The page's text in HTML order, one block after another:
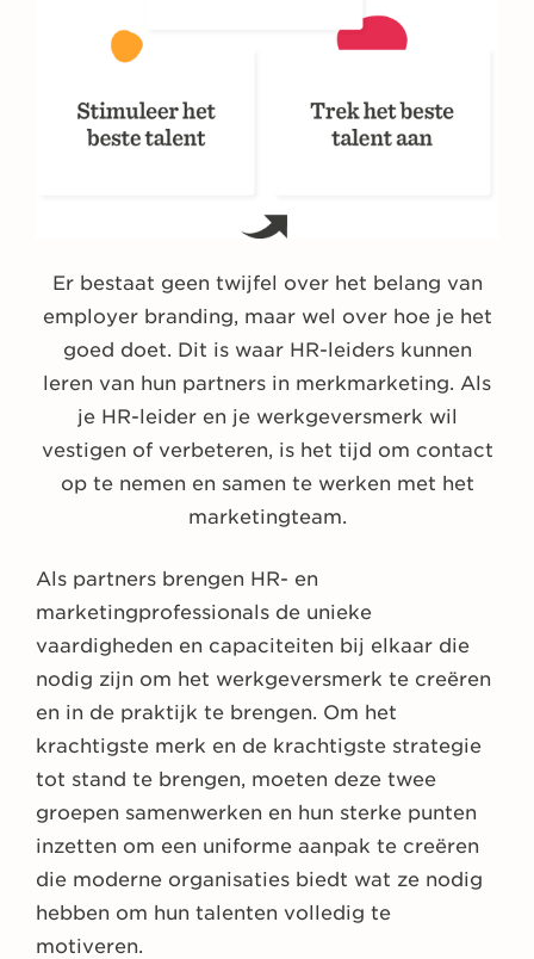
Er bestaat geen twijfel over het belang van
employer branding, maar wel over hoe je het
goed doet. Dit is waar HR-leiders kunnen
leren van hun partners in merkmarketing. Als
je HR-leider en je werkgeversmerk wil
vestigen of verbeteren, is het tijd om contact
op te nemen en samen te werken met het
marketingteam.
Als partners brengen HR- en
marketingprofessionals de unieke
vaardigheden en capaciteiten bij elkaar die
nodig zijn om het werkgeversmerk te creëren
en in de praktijk te brengen. Om het
krachtigste merk en de krachtigste strategie
tot stand te brengen, moeten deze twee
groepen samenwerken en hun sterke punten
inzetten om een uniforme aanpak te creëren
die moderne organisaties biedt wat ze nodig
hebben om hun talenten volledig te
motiveren.